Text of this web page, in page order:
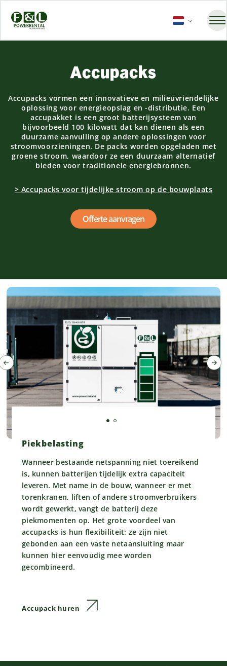
Accupacks
Accupacks vormen een innovatieve en milieuvriendelijke
oplossing voor energieopslag en -distributie. Een
accupakket is een groot batterijsysteem van
bijvoorbeeld 100 kilowatt dat kan dienen als een
duurzame aanvulling op andere oplossingen voor
stroomvoorzieningen. De packs worden opgeladen met
groene stroom, waardoor ze een duurzaam alternatief
bieden voor traditionele energiebronnen.
> Accupacks voor tijdelijke stroom op de bouwplaats
Offerte aanvragen
Piekbelasting
Wanneer bestaande netspanning niet toereikend
is, kunnen batterijen tijdelijk extra capaciteit
leveren. Met name in de bouw, wanneer er met
torenkranen, liften of andere stroomverbruikers
wordt gewerkt, vangt de batterij deze
piekmomenten op. Het grote voordeel van
accupacks is hun flexibiliteit: ze zijn niet
gebonden aan een vaste netaansluiting maar
kunnen hier eenvoudig mee worden
gecombineerd.
Accupack huren